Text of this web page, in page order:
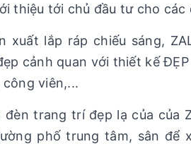
thiệu tới chủ đầu tư cho
xuất lắp ráp chiếu sáng,
cảnh quan với thiết kế
viên,...
trang trí đẹp lạ của của
phố trung tâm, sân để